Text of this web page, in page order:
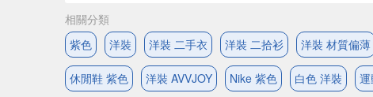
相關分類
紫色
洋裝 洋裝 二手衣 洋裝 二拾衫 洋裝 材質偏薄
休閒鞋 紫色 洋裝 AVVJOY Nike 紫色 白色 洋裝